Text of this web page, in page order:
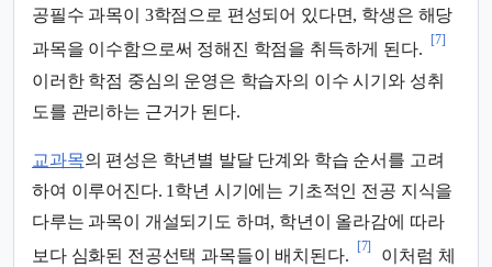
공필수 과목이 3학점으로 편성되어 있다면, 학생은 해당
과목을 이수함으로써 정해진 학점을 취득하게 된다.
[7]
이러한 학점 중심의 운영은 학습자의 이수 시기와 성취
도를 관리하는 근거가 된다.
교과목의 편성은 학년별 발달 단계와 학습 순서를 고려
하여 이루어진다. 1학년 시기에는 기초적인 전공 지식을
다루는 과목이 개설되기도 하며, 학년이 올라감에 따라
보다 심화된 전공선택 과목들이 배치된다.
[7]
이처럼 체